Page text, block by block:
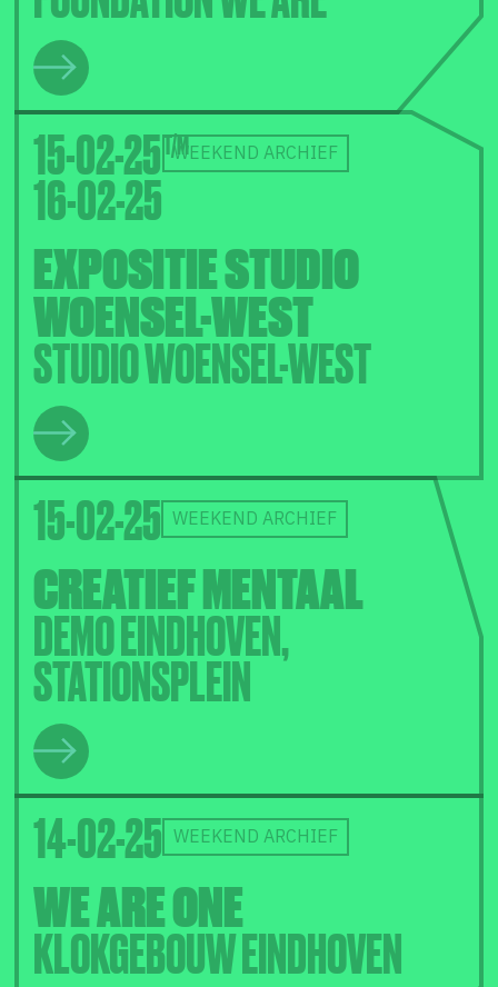
15-02-25
16-02-25
WEEKEND ARCHIEF
EXPOSITIE STUDIO
WOENSEL-WEST
STUDIO WOENSEL-WEST
15-02-25 WEEKEND ARCHIEF
CREATIEF MENTAAL
DEMO EINDHOVEN,
STATIONSPLEIN
14-02-25 WEEKEND ARCHIEF
WE ARE ONE
KLOKGEBOUW EINDHOVEN